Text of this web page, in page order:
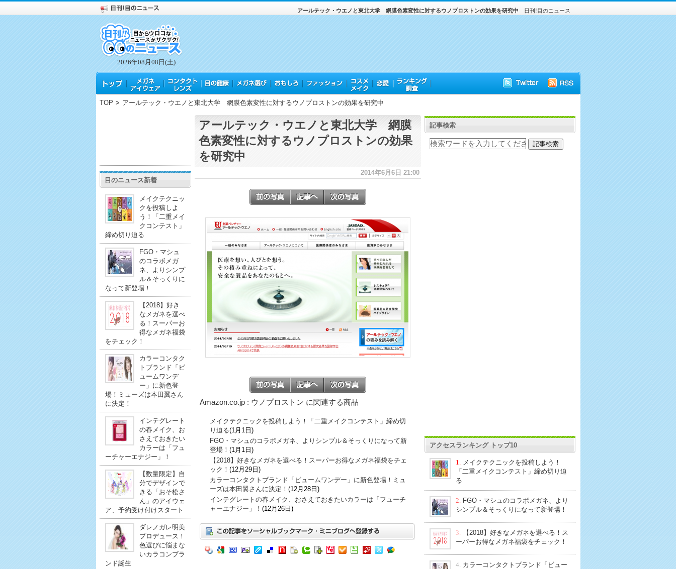
2026年08月08日(土)
日刊!目のニュース
アールテック・ウエノと東北大学 網膜色素変性に対するウノプロストンの効果を研究中
TOP > アールテック・ウエノと東北大学 網膜色素変性に対するウノプロストンの効果を研究中
目のニュース新着
メイクテクニッ
クを投稿しよ
う！「二重メイ
クコンテスト」
締め切り迫る
FGO・マシュ
のコラボメガ
ネ、よりシンプ
ル＆そっくりに
なって新登場！
【2018】好き
なメガネを選べ
る！スーパーお
得なメガネ福袋
をチェック！
カラーコンタク
トブランド「ビ
ュームワンデ
ー」に新色登
場！ミューズは本田翼さん
に決定！
インテグレート
の春メイク、お
さえておきたい
カラーは「フュ
ーチャーエナジー」！
【数量限定】自
分でデザインで
きる「おそ松さ
ん」のアイウェ
ア、予約受け付けスタート
ダレノガレ明美
プロデュース！
色選びに悩まな
いカラコンブラ
ンド誕生
アールテック・ウエノと東北大学 網膜
色素変性に対するウノプロストンの効果
を研究中
2014年6月6日 21:00
Amazon.co.jp : ウノプロストン に関連する商品
メイクテクニックを投稿しよう！「二重メイクコンテスト」締め切
り迫る(1月1日)
FGO・マシュのコラボメガネ、よりシンプル＆そっくりになって新
登場！ (1月1日)
【2018】好きなメガネを選べる！スーパーお得なメガネ福袋をチェ
ック！ (12月29日)
カラーコンタクトブランド「ビュームワンデー」に新色登場！ミュ
ーズは本田翼さんに決定！ (12月28日)
インテグレートの春メイク、おさえておきたいカラーは「フューチ
ャーエナジー」！ (12月26日)
記事検索
アクセスランキング トップ10
1.
メイクテクニックを投稿しよう！
「二重メイクコンテスト」締め切り迫
る
2. FGO・マシュのコラボメガネ、より
シンプル＆そっくりになって新登場！
3.
【2018】好きなメガネを選べる！ス
ーパーお得なメガネ福袋をチェック！
4. カラーコンタクトブランド「ビュー